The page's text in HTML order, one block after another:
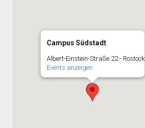
Campus Südstadt
Albert-Einstein-Straße 22 - Rostock
Events anzeigen